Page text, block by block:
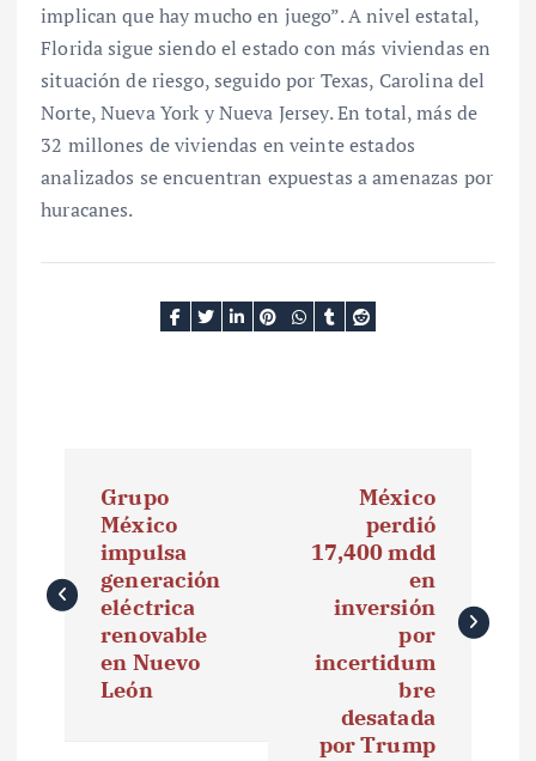
implican que hay mucho en juego”. A nivel estatal,
Florida sigue siendo el estado con más viviendas en
situación de riesgo, seguido por Texas, Carolina del
Norte, Nueva York y Nueva Jersey. En total, más de
32 millones de viviendas en veinte estados
analizados se encuentran expuestas a amenazas por
huracanes.
v
e
Grupo
México
impulsa
generación
eléctrica
renovable
en Nuevo
León
México
perdió
17,400 mdd
en
inversión
por
incertidum
bre
desatada
por Trump